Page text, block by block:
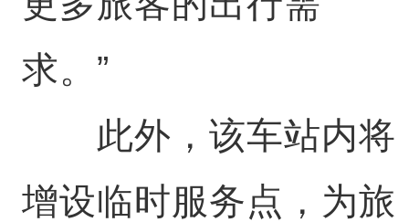
求。”
此外，该车站内将
增设临时服务点，为旅